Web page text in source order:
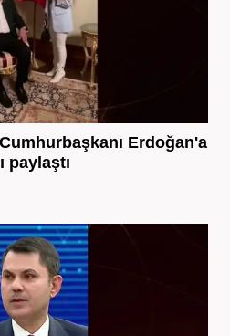
Cumhurbaşkanı Erdoğan'a
paylaştı